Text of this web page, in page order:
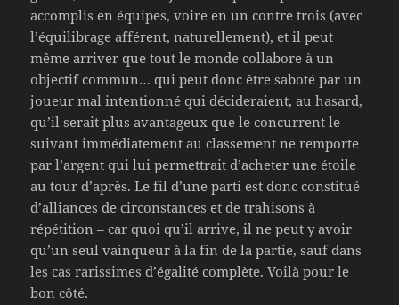
accomplis en équipes, voire en un contre trois (avec
l’équilibrage afférent, naturellement), et il peut
même arriver que tout le monde collabore à un
objectif commun… qui peut donc être saboté par un
joueur mal intentionné qui décideraient, au hasard,
qu’il serait plus avantageux que le concurrent le
suivant immédiatement au classement ne remporte
par l’argent qui lui permettrait d’acheter une étoile
au tour d’après. Le fil d’une parti est donc constitué
d’alliances de circonstances et de trahisons à
répétition – car quoi qu’il arrive, il ne peut y avoir
qu’un seul vainqueur à la fin de la partie, sauf dans
les cas rarissimes d’égalité complète. Voilà pour le
bon côté.